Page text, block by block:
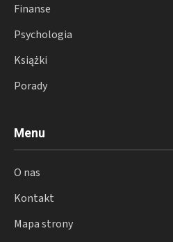
Finanse
Psychologia
Książki
Porady
Menu
O nas
Kontakt
Mapa strony